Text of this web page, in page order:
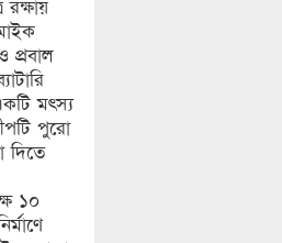
প্রবাল
মৎস্য
পুরো
দিতে
১০